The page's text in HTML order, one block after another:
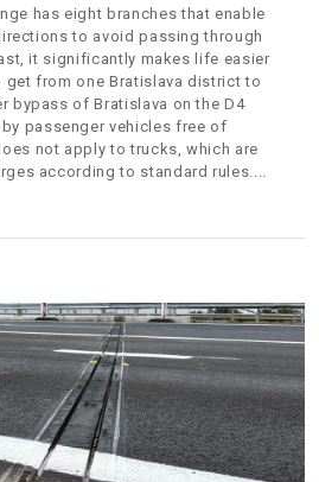
has eight branches that enable
to avoid passing through
it significantly makes life easier
get from one Bratislava district to
bypass of Bratislava on the D4
passenger vehicles free of
not apply to trucks, which are
according to standard rules.